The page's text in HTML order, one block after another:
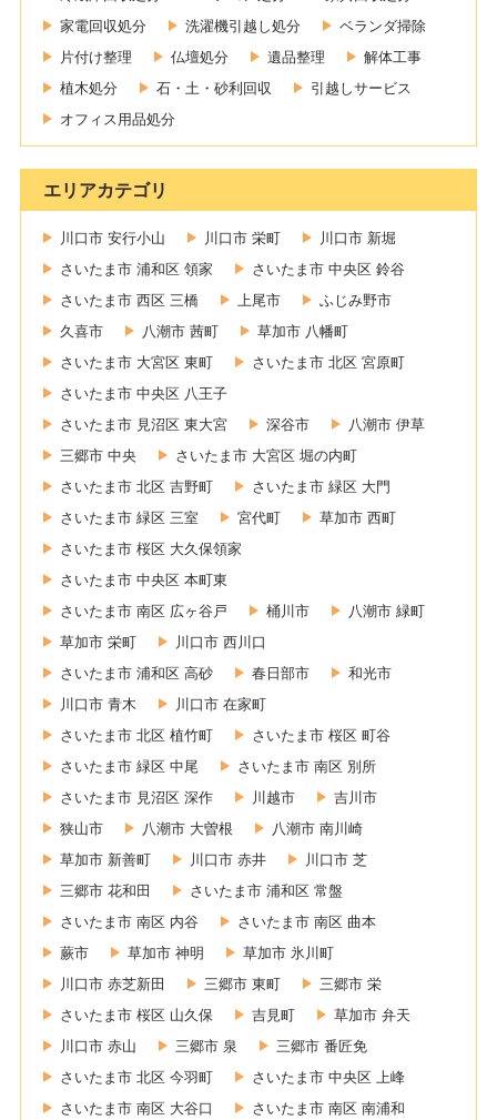
家電回収処分
洗濯機引越し処分
ベランダ掃除
片付け整理
仏壇処分 遺品整理
解体工事
植木処分
石・土・砂利回収
引越しサービス
オフィス用品処分
エリアカテゴリ
川口市 安行小山 川口市 栄町
川口市 新堀
さいたま市 浦和区 領家
さいたま市 中央区 鈴谷
さいたま市 西区 三橋
上尾市
ふじみ野市
久喜市
八潮市 茜町
草加市 八幡町
さいたま市 大宮区 東町
さいたま市 北区 宮原町
さいたま市 中央区 八王子
さいたま市 見沼区 東大宮
深谷市
八潮市 伊草
三郷市 中央
さいたま市 大宮区 堀の内町
さいたま市 北区 吉野町
さいたま市 緑区 大門
さいたま市 緑区 三室
宮代町
草加市 西町
さいたま市 桜区 大久保領家
さいたま市 中央区 本町東
さいたま市 南区 広ヶ谷戸
桶川市
八潮市 緑町
草加市 栄町
川口市 西川口
さいたま市 浦和区 高砂
春日部市
和光市
川口市 青木
川口市 在家町
さいたま市 北区 植竹町
さいたま市 桜区 町谷
さいたま市 緑区 中尾
さいたま市 南区 別所
さいたま市 見沼区 深作
川越市
吉川市
狭山市
八潮市 大曽根
八潮市 南川崎
草加市 新善町
川口市 赤井
川口市 芝
三郷市 花和田
さいたま市 浦和区 常盤
さいたま市 南区 内谷
さいたま市 南区 曲本
蕨市
草加市 神明
草加市 氷川町
川口市 赤芝新田
三郷市 東町
三郷市 栄
さいたま市 桜区 山久保
吉見町
草加市 弁天
川口市 赤山
三郷市 泉
三郷市 番匠免
さいたま市 北区 今羽町
さいたま市 中央区 上峰
さいたま市 南区 大谷口
さいたま市 南区 南浦和